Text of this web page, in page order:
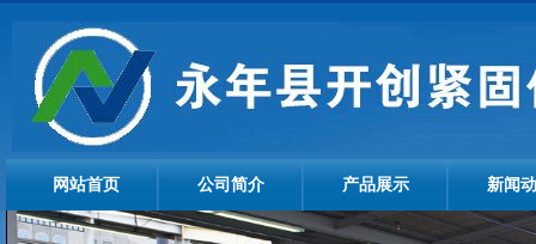
网站首页 公司简介 产品展示 新闻